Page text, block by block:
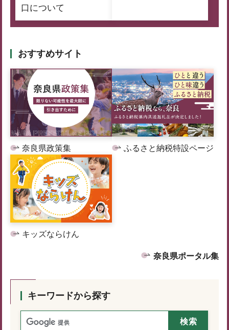
口について
おすすめサイト
奈良県政策集 ふるさと納税特設ページ
キッズならけん
奈良県ポータル集
キーワードから探す